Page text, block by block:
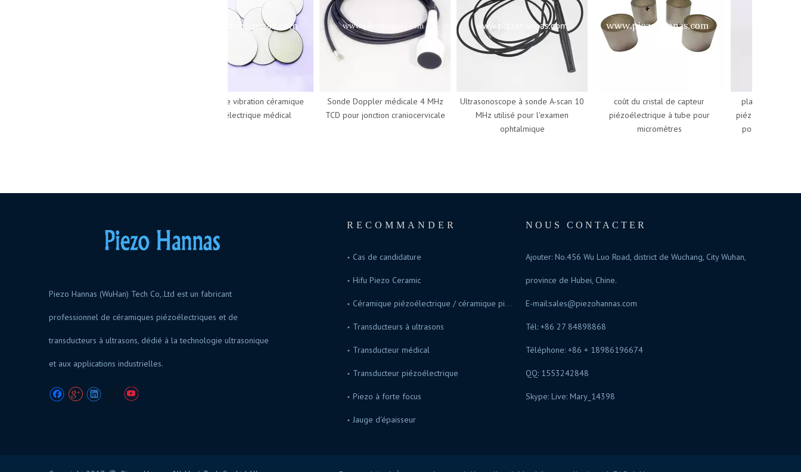
capteur de vibration céramique
piézoélectrique médical
Sonde Doppler médicale 4 MHz
TCD pour jonction craniocervicale
Ultrasonoscope à sonde A-scan 10
MHz utilisé pour l'examen
ophtalmique
coût du cristal de capteur
piézoélectrique à tube pour
micromètres
plaque d'anneau
piézo électrique
pour le soudage
Piezo Hannas (WuHan) Tech Co,.Ltd est un fabricant
professionnel de céramiques piézoélectriques et de
transducteurs à ultrasons, dédié à la technologie ultrasonique
et aux applications industrielles.
RECOMMANDER
Cas de candidature
Hifu Piezo Ceramic
Céramique piézoélectrique / céramique piézoélectrique
Transducteurs à ultrasons
Transducteur médical
Transducteur piézoélectrique
Piezo à forte focus
Jauge d'épaisseur
NOUS CONTACTER
Ajouter: No.456 Wu Luo Road, district de Wuchang, City Wuhan,
province de Hubei, Chine.
E-mail:sales@piezohannas.com
Tél: +86 27 84898868
Téléphone: +86 + 18986196674
QQ: 1553242848
Skype: Live: Mary_14398